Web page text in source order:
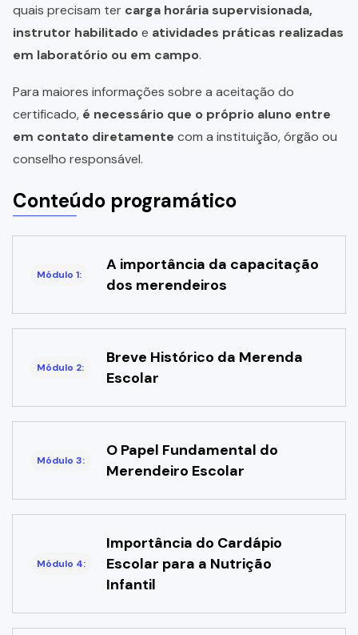
quais precisam ter carga horária supervisionada,
instrutor habilitadoe atividades práticas realizadas
em laboratório ou em campo.
Para maiores informações sobre a aceitação do
certificado, é necessário que o próprio aluno entre
em contato diretamente com a instituição, órgão ou
conselho responsável.
Conteúdo programático
Módulo 1:
A importância da capacitação
dos merendeiros
Módulo 2:
Breve Histórico da Merenda
Escolar
Módulo 3:
O Papel Fundamental do
Merendeiro Escolar
Módulo 4:
Importância do Cardápio
Escolar para a Nutrição
Infantil